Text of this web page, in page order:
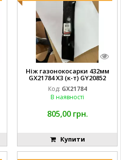
Ніж газонокосарки 432мм
GX21784 X3 (к-т) GY20852
AM137757 AM141035
Код: GX21784
В наявності
805,00 грн.
Купити